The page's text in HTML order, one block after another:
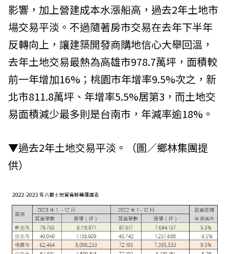
影響，加上營建成本水漲船高，過去2年土地市
場交易平淡。不過隨著房市交易在去年下半年
反轉向上，讓建築開發商購地信心大舉回溫，
去年土地交易最熱為高雄市978.7萬坪，面積較
前一年增加16%；桃園市年增率9.5%次之，新
北市811.8萬坪、年增率5.5%居第3，而土地交
易面積減少最多則是台南市，年減率逾18%。
▼過去2年土地交易平淡。（圖／鄉林集團提
供）